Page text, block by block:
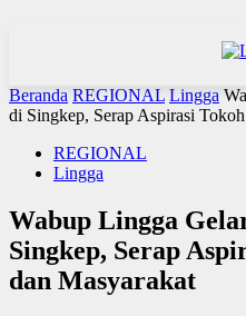
Beranda REGIONAL Lingga
di Singkep, Serap Aspirasi
REGIONAL
Lingga
Wabup Lingga
Singkep, Serap
dan Masyarakat